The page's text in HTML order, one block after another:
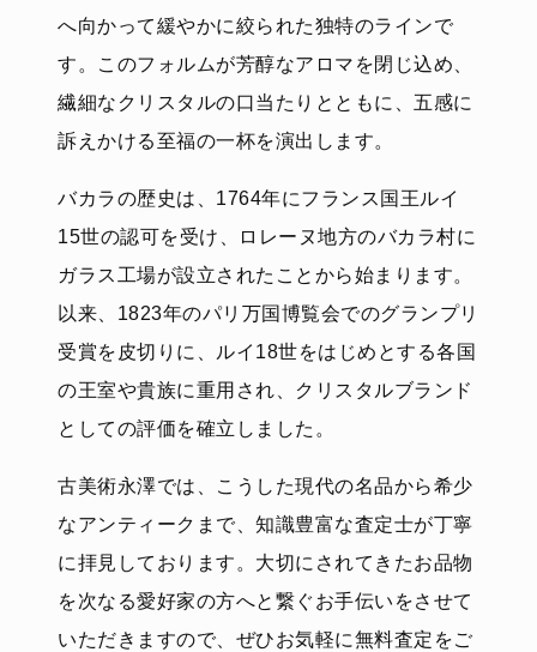
へ向かって緩やかに絞られた独特のラインで
す。このフォルムが芳醇なアロマを閉じ込め、
繊細なクリスタルの口当たりとともに、五感に
訴えかける至福の一杯を演出します。
バカラの歴史は、1764年にフランス国王ルイ
15世の認可を受け、ロレーヌ地方のバカラ村に
ガラス工場が設立されたことから始まります。
以来、1823年のパリ万国博覧会でのグランプリ
受賞を皮切りに、ルイ18世をはじめとする各国
の王室や貴族に重用され、クリスタルブランド
としての評価を確立しました。
古美術永澤では、こうした現代の名品から希少
なアンティークまで、知識豊富な査定士が丁寧
に拝見しております。大切にされてきたお品物
を次なる愛好家の方へと繋ぐお手伝いをさせて
いただきますので、ぜひお気軽に無料査定をご